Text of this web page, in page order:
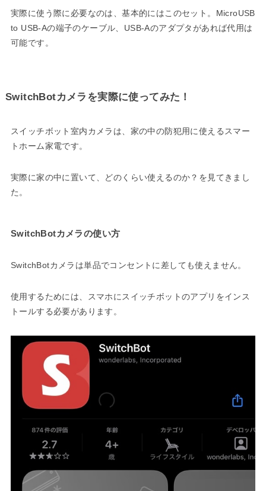
実際に使う際に必要なのは、基本的にはこのセット。MicroUSB
to USB-Aの端子のケーブル、USB-Aのアダプタがあれば代用は
可能です。
SwitchBotカメラを実際に使ってみた！
スイッチボット室内カメラは、家の中の防犯用に使えるスマー
トホーム家電です。
実際に家の中に置いて、どのくらい使えるのか？を見てきまし
た。
SwitchBotカメラの使い方
SwitchBotカメラは単品でコンセントに差しても使えません。
使用するためには、スマホにスイッチボットのアプリをインス
トールする必要があります。